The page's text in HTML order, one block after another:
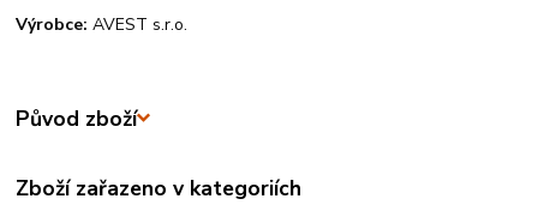
Výrobce:AVEST s.r.o.
Původ zboží
Zboží zařazeno v kategoriích